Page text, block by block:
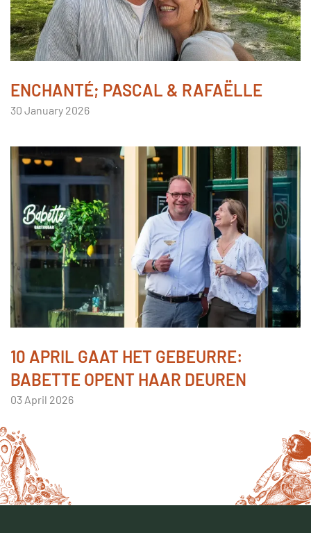
ENCHANTÉ; PASCAL & RAFAËLLE
30 January 2026
10 APRIL GAAT HET GEBEURRE:
BABETTE OPENT HAAR DEUREN
03 April 2026